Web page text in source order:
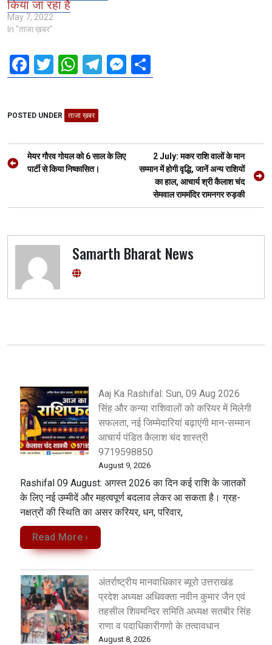
किया जा रहा है
May 7, 2022
In "ताजा ख़बर"
F
a
b
o
o
T
wi
tt
er
W
h
at
s
A
p
T
el
a
m
M
es
g
er
h
POSTED UNDER ताजा ख़बर
Post
navigation
मेयर गौरव गोयल को 6 साल के लिए
पार्टी से किया निष्कासित।
2 July: मकर राशि वालों के मान
सम्मान में होगी वृद्धि, जानें अन्य राशियों
का हाल, आचार्य श्री कैलाश चंद
सेमवाल राममंदिर रामनगर रुड़की
Samarth Bharat News
Aaj Ka Rashifal: Sun, 09 Aug 2026
सिंह और कन्या राशिवालों को करियर में मिलेगी
सफलता, नई जिम्मेदारियां बढ़ाएंगी मान-सम्मान
आचार्य पंडित कैलाश चंद शास्त्री
9719598850
August 9, 2026
Rashifal 09 August: अगस्त 2026 का दिन कई राशि के जातकों
के लिए नई उम्मीदें और महत्वपूर्ण बदलाव लेकर आ सकता है। ग्रह-
नक्षत्रों की स्थिति का असर करियर, धन, परिवार,
Read More ›
अंतर्राष्ट्रीय मानवाधिकार ब्यूरो उत्तराखंड
प्रदेश अध्यक्ष अधिवक्ता नवीन कुमार जैन एवं
तहसील शिवमन्दिर समिति अध्यक्ष सतबीर सिंह
राणा व पदाधिकारीगणो के तत्वावधान
August 8, 2026